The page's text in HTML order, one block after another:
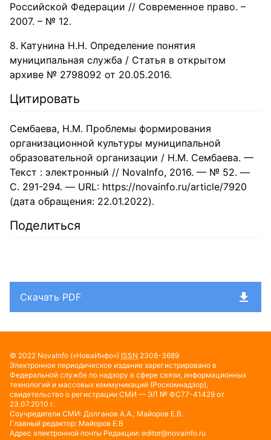
Российской Федерации // Современное право. –
2007. – № 12.
Катунина Н.Н. Определение понятия
муниципальная служба / Статья в открытом
архиве № 2798092 от 20.05.2016.
Цитировать
Сембаева, Н.М. Проблемы формирования
организационной культуры муниципальной
образовательной организации / Н.М. Сембаева. —
Текст : электронный // NovaInfo, 2016. — № 52. —
С. 291-294. — URL: https://novainfo.ru/article/7920
(дата обращения: 22.01.2022).
Поделиться
Скачать PDF
© 2022 NovaInfo («НоваИнфо») ISSN 2308-3689
Электронное периодическое издание зарегистрировано в
Федеральной службе по надзору в сфере связи, информационных
технологий и массовых коммуникаций (Роскомнадзор),
свидетельство о регистрации СМИ — ЭЛ № ФС77-41429 от
23.07.2010 г.
Соучредители СМИ: Долганов А.А., Майоров Е.В.
Главный редактор: Майоров Е.В
Адрес электронной почты Редакции: editor@novainfo.ru